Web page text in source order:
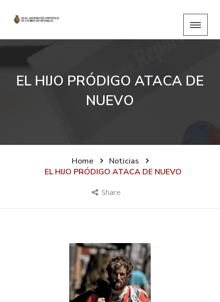
EL HIJO PRÓDIGO ATACA DE
NUEVO
Home
Noticias
EL HIJO PRÓDIGO ATACA DE NUEVO
Share